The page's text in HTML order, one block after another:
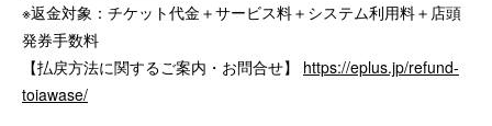
※返金対象：チケット代金＋サービス料＋システム利用料＋店頭
発券手数料
【払戻方法に関するご案内・お問合せ】 https://eplus.jp/refund-
toiawase/